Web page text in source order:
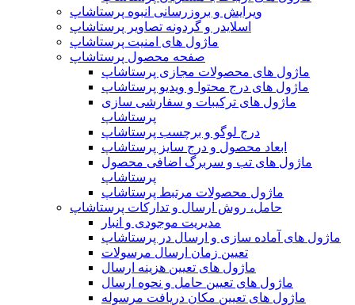
ویرایش و بروزرسانی انبوه پرستاشاپ
اسلایدر و گردونه تصاویر پرستاشاپ
ماژول های امنیت پرستاشاپ
صفحه محصول پرستاشاپ
ماژول های محصولات مجازی پرستاشاپ
ماژول های درج محتوا و ویدیو پرستاشاپ
ماژول های ترکیبات و سفارشی سازی
پرستاشاپ
درج لوگو و برچسب پرستاشاپ
ابعاد محصول و درج سایز پرستاشاپ
ماژول های تب و سربرگ اضافی محصول
پرستاشاپ
ماژول محصولات مرتبط پرستاشاپ
حامل، روش ارسال و تدارکات پرستاشاپ
مدیریت موجودی و انبار
ماژول های آماده سازی و ارسال در پرستاشاپ
تعیین زمان ارسال مرسولات
ماژول های تعیین هزینه ارسال
ماژول های تعیین حامل و نحوه ارسال
ماژول های تعیین مکان دریافت مرسوله